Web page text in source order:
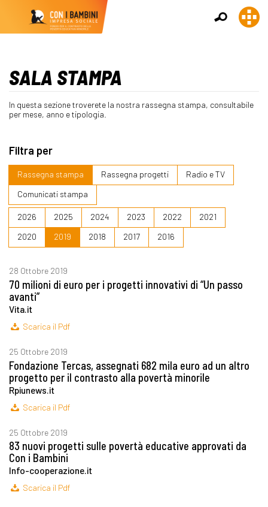
SALA STAMPA
In questa sezione troverete la nostra rassegna stampa, consultabile
per mese, anno e tipologia.
Filtra per
Rassegna stampa Rassegna progetti
Radio e TV
Comunicati stampa
2026 2025 2024 2023 2022
2021
2020
2019 2018 2017 2016
28 Ottobre 2019
70 milioni di euro per i progetti innovativi di “Un passo
avanti”
Vita.it
Scarica il Pdf
25 Ottobre 2019
Fondazione Tercas, assegnati 682 mila euro ad un altro
progetto per il contrasto alla povertà minorile
Rpiunews.it
Scarica il Pdf
25 Ottobre 2019
83 nuovi progetti sulle povertà educative approvati da
Con i Bambini
Info-cooperazione.it
Scarica il Pdf